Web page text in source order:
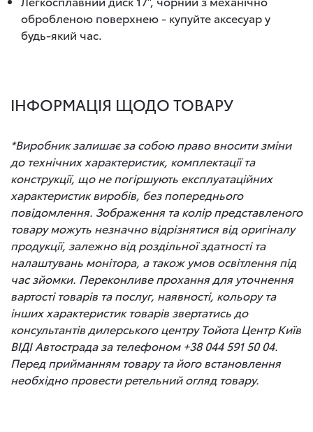
обробленою поверхнею - купуйте аксесуар у
будь-який час.
ІНФОРМАЦІЯ ЩОДО ТОВАРУ
*Виробник залишає за собою право вносити зміни
до технічних характеристик, комплектації та
конструкції, що не погіршують експлуатаційних
характеристик виробів, без попереднього
повідомлення. Зображення та колір представленого
товару можуть незначно відрізнятися від оригіналу
продукції, залежно від роздільної здатності та
налаштувань монітора, а також умов освітлення під
час зйомки. Переконливе прохання для уточнення
вартості товарів та послуг, наявності, кольору та
інших характеристик товарів звертатись до
консультантів дилерського центру Тойота Центр Київ
ВІДІ Автострада за телефоном +38 044 591 50 04.
Перед прийманням товару та його встановлення
необхідно провести ретельний огляд товару.